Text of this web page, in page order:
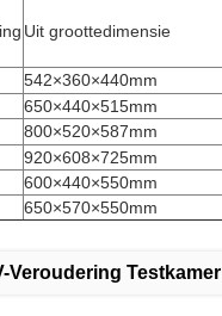
Uit groottedimensie
542×360×440mm
650×440×515mm
800×520×587mm
920×608×725mm
600×440×550mm
650×570×550mm
Veroudering Testkamer